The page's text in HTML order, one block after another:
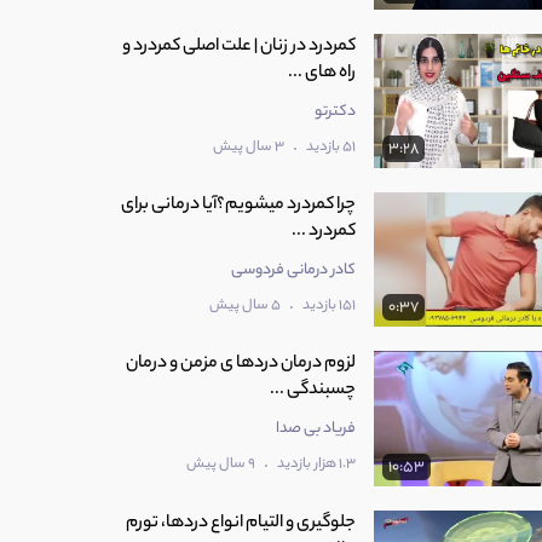
3:28
کمردرد در زنان | علت اصلی کمردرد و
راه های ...
دکترتو
51 بازدید . 3 سال پیش
0:37
چرا کمردرد میشویم؟آیا درمانی برای
کمردرد ...
کادر درمانی فردوسی
151 بازدید . 5 سال پیش
10:53
‫لزوم درمان دردها ی مزمن و درمان
چسبندگی ...
فریاد بی صدا
1.3 هزار بازدید . 9 سال پیش
‫جلوگیری و التیام انواع دردها، تورم